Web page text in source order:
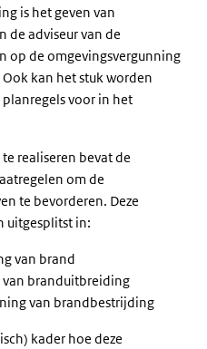
is het geven van
de adviseur van de
op de omgevingsvergunning
kan het stuk worden
voor in het
realiseren bevat de
om de
te bevorderen. Deze
uitgesplitst in:
van brand
branduitbreiding
van brandbestrijding
kader hoe deze